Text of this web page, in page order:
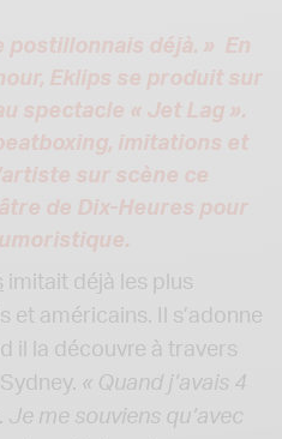
postillonnais déjà. » En
Eklips se produit sur
spectacle « Jet Lag ».
imitations et
sur scène ce
de Dix-Heures pour
imitait déjà les plus
américains. Il s’adonne
il la découvre à travers
« Quand j’avais 4
. Je me souviens qu’avec